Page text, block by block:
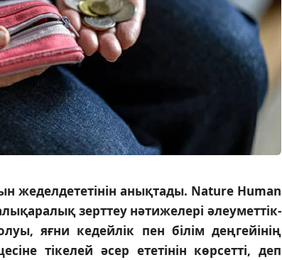
жеделдететінін анықтады. Nature Human
зерттеу нәтижелері әлеуметтік-
яғни кедейлік пен білім деңгейінің
тікелей әсер ететінін көрсетті, деп